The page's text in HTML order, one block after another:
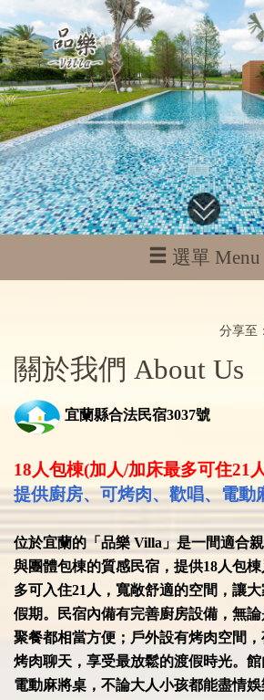
選單 Menu
分享至
關於我們 About Us
宜蘭縣合法民宿3037號
18人包棟(加人/加床最多可住21
提供廚房、可烤肉、歡唱、電動
位於宜蘭的「品樂 Villa」是一間適合
與團體包棟的質感民宿，提供18人包
多可入住21人，寬敞舒適的空間，讓
假期。民宿內備有完善廚房設備，無
聚餐都相當方便；戶外設有烤肉空間
烤肉聊天，享受最放鬆的渡假時光。
電動麻將桌，不論大人小孩都能盡情